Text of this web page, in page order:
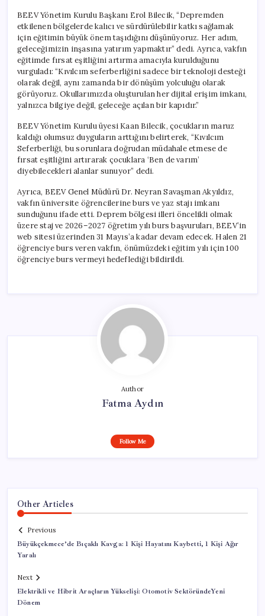
BEEV Yönetim Kurulu Başkanı Erol Bilecik, “Depremden
etkilenen bölgelerde kalıcı ve sürdürülebilir katkı sağlamak
için eğitimin büyük önem taşıdığını düşünüyoruz. Her adım,
geleceğimizin inşasına yatırım yapmaktır” dedi. Ayrıca, vakfın
eğitimde fırsat eşitliğini artırma amacıyla kurulduğunu
vurguladı: “Kıvılcım seferberliğini sadece bir teknoloji desteği
olarak değil, aynı zamanda bir dönüşüm yolculuğu olarak
görüyoruz. Okullarımızda oluşturulan her dijital erişim imkanı,
yalnızca bilgiye değil, geleceğe açılan bir kapıdır.”
BEEV Yönetim Kurulu üyesi Kaan Bilecik, çocukların maruz
kaldığı olumsuz duyguların arttığını belirterek, “Kıvılcım
Seferberliği, bu sorunlara doğrudan müdahale etmese de
fırsat eşitliğini artırarak çocuklara ‘Ben de varım’
diyebilecekleri alanlar sunuyor” dedi.
Ayrıca, BEEV Genel Müdürü Dr. Neyran Savaşman Akyıldız,
vakfın üniversite öğrencilerine burs ve yaz stajı imkanı
sunduğunu ifade etti. Deprem bölgesi illeri öncelikli olmak
üzere staj ve 2026–2027 öğretim yılı burs başvuruları, BEEV’in
web sitesi üzerinden 31 Mayıs’a kadar devam edecek. Halen 21
öğrenciye burs veren vakfın, önümüzdeki eğitim yılı için 100
öğrenciye burs vermeyi hedeflediği bildirildi.
Author
Fatma Aydın
Follow Me
Other Articles
Previous
Büyükçekmece’de Bıçaklı Kavga: 1 Kişi Hayatını Kaybetti, 1 Kişi Ağır
Yaralı
Next
Elektrikli ve Hibrit Araçların Yükselişi: Otomotiv SektöründeYeni
Dönem